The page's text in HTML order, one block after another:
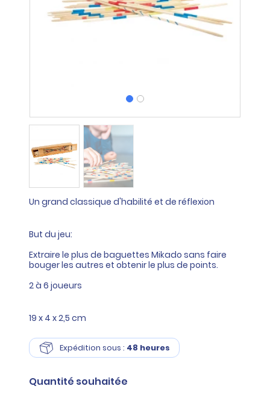
Un grand classique d'habilité et de réflexion
But du jeu:
Extraire le plus de baguettes Mikado sans faire
bouger les autres et obtenir le plus de points.
2 à 6 joueurs
19 x 4 x 2,5 cm
Expédition sous : 48 heures
Quantité souhaitée